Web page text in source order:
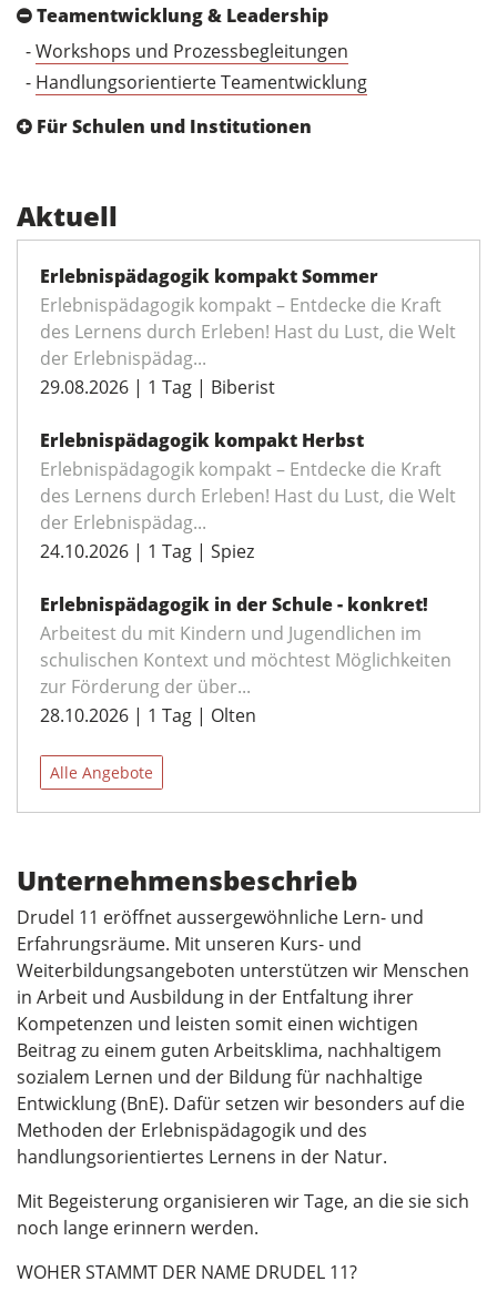
Teamentwicklung & Leadership
-Workshops und Prozessbegleitungen
- Handlungsorientierte Teamentwicklung
Für Schulen und Institutionen
Aktuell
Erlebnispädagogik kompakt Sommer
Erlebnispädagogik kompakt – Entdecke die Kraft
des Lernens durch Erleben! Hast du Lust, die Welt
der Erlebnispädag...
29.08.2026 | 1 Tag | Biberist
Erlebnispädagogik kompakt Herbst
Erlebnispädagogik kompakt – Entdecke die Kraft
des Lernens durch Erleben! Hast du Lust, die Welt
der Erlebnispädag...
24.10.2026 | 1 Tag | Spiez
Erlebnispädagogik in der Schule - konkret!
Arbeitest du mit Kindern und Jugendlichen im
schulischen Kontext und möchtest Möglichkeiten
zur Förderung der über...
28.10.2026 | 1 Tag | Olten
Alle Angebote
Unternehmensbeschrieb
Drudel 11 eröffnet aussergewöhnliche Lern- und
Erfahrungsräume. Mit unseren Kurs- und
Weiterbildungsangeboten unterstützen wir Menschen
in Arbeit und Ausbildung in der Entfaltung ihrer
Kompetenzen und leisten somit einen wichtigen
Beitrag zu einem guten Arbeitsklima, nachhaltigem
sozialem Lernen und der Bildung für nachhaltige
Entwicklung (BnE). Dafür setzen wir besonders auf die
Methoden der Erlebnispädagogik und des
handlungsorientiertes Lernens in der Natur.
Mit Begeisterung organisieren wir Tage, an die sie sich
noch lange erinnern werden.
WOHER STAMMT DER NAME DRUDEL 11?